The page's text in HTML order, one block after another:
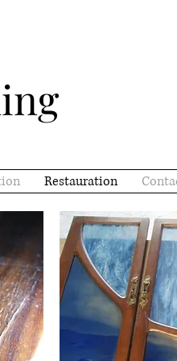
Restauration